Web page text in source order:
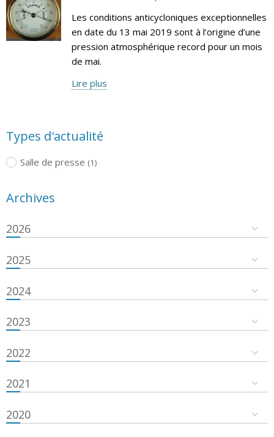
Les conditions anticycloniques exceptionnelles
en date du 13 mai 2019 sont à l’origine d’une
pression atmosphérique record pour un mois
de mai.
Lire plus
Types d'actualité
Salle de presse (1)
Archives
2026
2025
2024
2023
2022
2021
2020